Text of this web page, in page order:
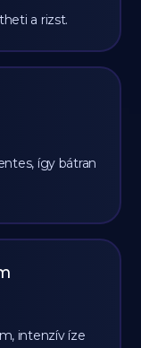
a rizst.
így bátran
intenzív íze